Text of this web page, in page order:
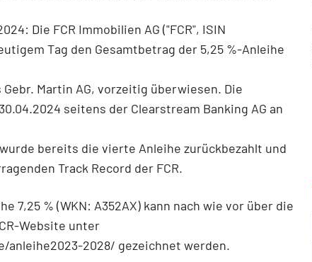
Die FCR Immobilien AG ("FCR", ISIN
Tag den Gesamtbetrag der 5,25 %-Anleihe
Gebr. Martin AG, vorzeitig überwiesen. Die
seitens der Clearstream Banking AG an
bereits die vierte Anleihe zurückbezahlt und
Track Record der FCR.
7,25 % (WKN: A352AX) kann nach wie vor über die
Website unter
2028/ gezeichnet werden.